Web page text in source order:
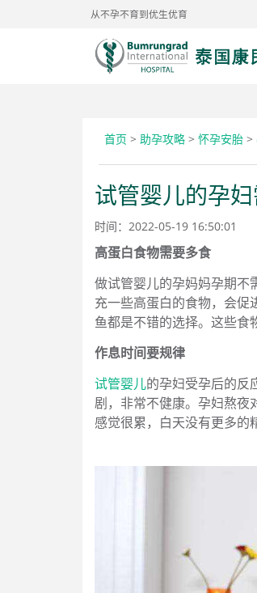
从不孕不育到优生优育
首页 > 助孕攻略 > 怀孕安胎 >
试管婴儿的孕
时间：2022-05-19 16:50:01
高蛋白食物需要多食
做试管婴儿的孕妈妈孕期不
充一些高蛋白的食物，会促
鱼都是不错的选择。这些食
作息时间要规律
试管婴儿的孕妇受孕后的反
剧，非常不健康。孕妇熬夜
感觉很累，白天没有更多的